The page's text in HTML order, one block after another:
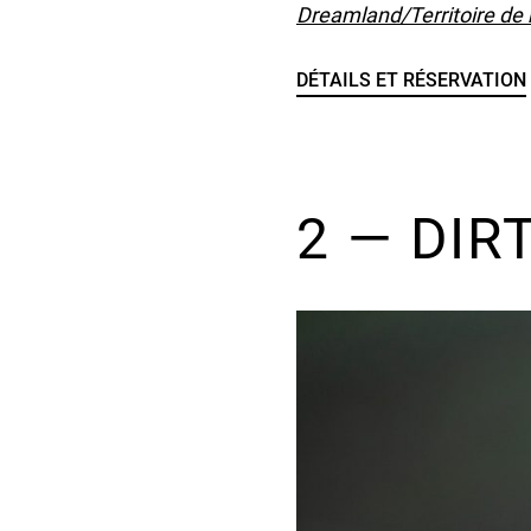
Dreamland/Territoire de
DÉTAILS ET RÉSERVATION
UNDEFINED
2 —